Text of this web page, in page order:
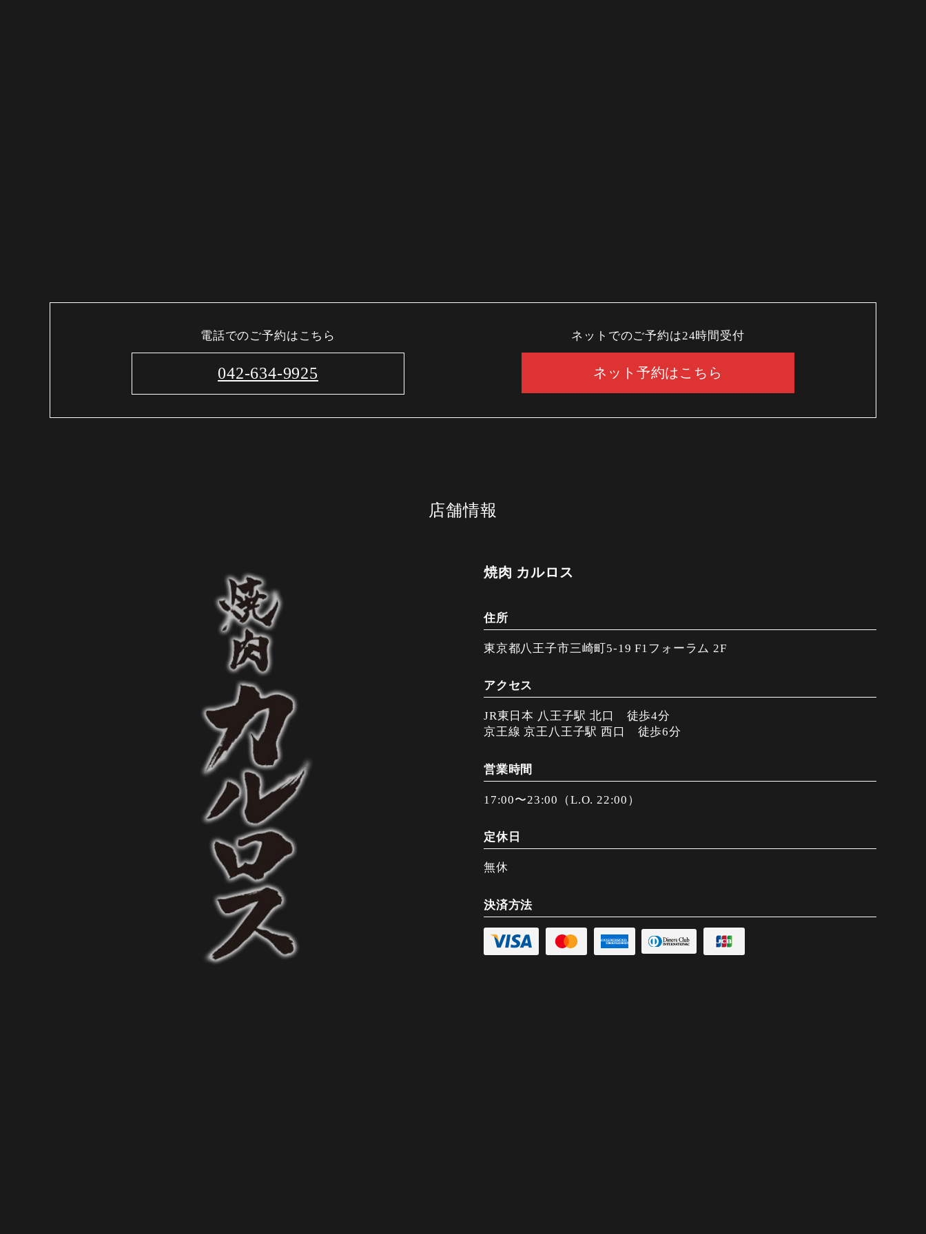
電話でのご予約はこちら
042-634-9925
ネットでのご予約は24時間受付
ネット予約はこちら
店舗情報
焼肉 カルロス
住所
東京都八王子市三崎町5-19 F1フォーラム 2F
アクセス
JR東日本 八王子駅 北口 徒歩4分
京王線 京王八王子駅 西口 徒歩6分
営業時間
17:00〜23:00（L.O. 22:00）
定休日
無休
決済方法